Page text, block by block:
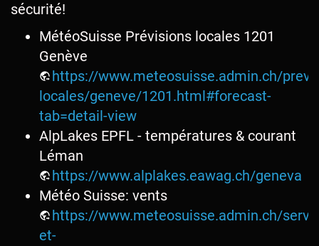
sécurité!
MétéoSuisse Prévisions locales 1201
Genève
https://www.meteosuisse.admin.ch/
locales/geneve/1201.html#forecast-
tab=detail-view
AlpLakes EPFL - températures & courant
Léman
https://www.alplakes.eawag.ch/geneva
Météo Suisse: vents
https://www.meteosuisse.admin.ch/
et-